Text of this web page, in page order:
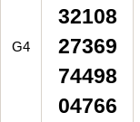
G4
32108
27369
74498
04766